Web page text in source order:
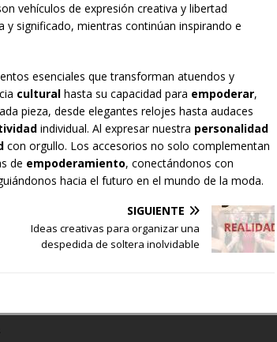
vehículos de expresión creativa y libertad
significado, mientras continúan inspirando e
esenciales que transforman atuendos y
cultural hasta su capacidad para empoderar,
pieza, desde elegantes relojes hasta audaces
individual. Al expresar nuestra personalidad
con orgullo. Los accesorios no solo complementan
de empoderamiento, conectándonos con
hacia el futuro en el mundo de la moda.
SIGUIENTE
Ideas creativas para organizar una
despedida de soltera inolvidable